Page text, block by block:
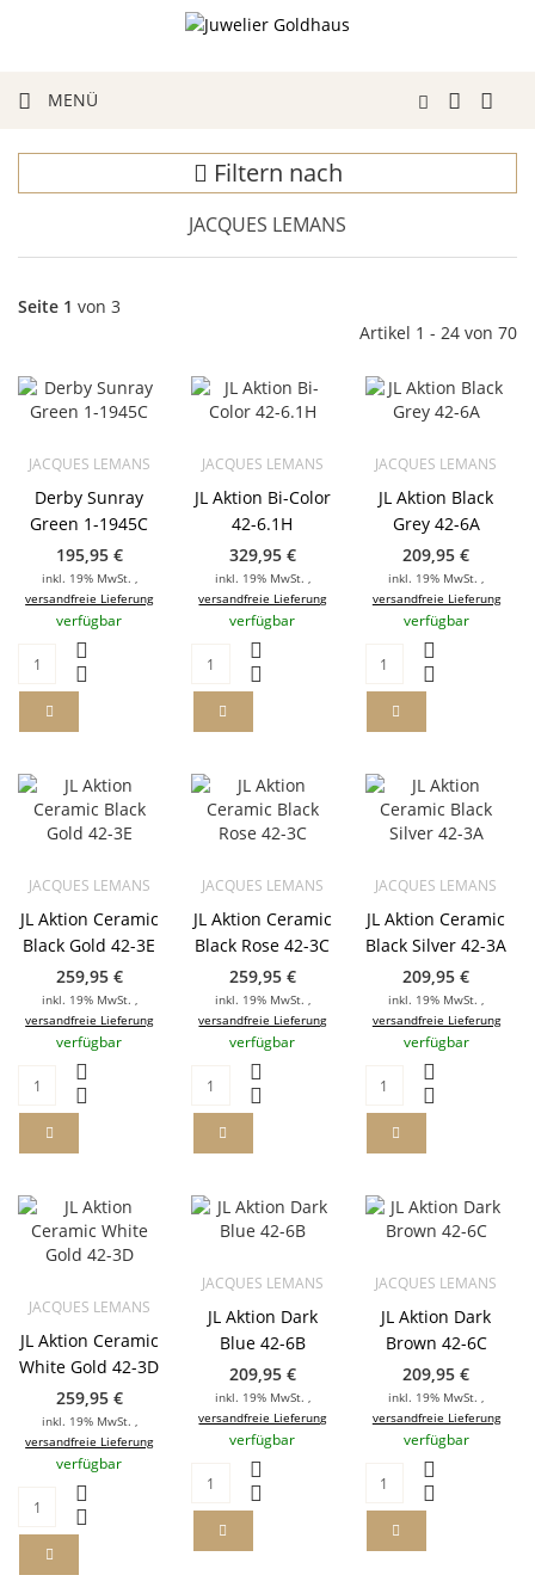
MENÜ
Filtern nach
JACQUES LEMANS
Seite 1 von 3
Artikel 1 - 24 von 70
JACQUES LEMANS
Derby Sunray
Green 1-1945C
195,95 €
inkl. 19% MwSt. ,
versandfreie Lieferung
verfügbar
JACQUES LEMANS
JL Aktion Bi-Color
42-6.1H
329,95 €
inkl. 19% MwSt. ,
versandfreie Lieferung
verfügbar
JACQUES LEMANS
JL Aktion Black
Grey 42-6A
209,95 €
inkl. 19% MwSt. ,
versandfreie Lieferung
verfügbar
JACQUES LEMANS
JL Aktion Ceramic
Black Gold 42-3E
259,95 €
inkl. 19% MwSt. ,
versandfreie Lieferung
verfügbar
JACQUES LEMANS
JL Aktion Ceramic
Black Rose 42-3C
259,95 €
inkl. 19% MwSt. ,
versandfreie Lieferung
verfügbar
JACQUES LEMANS
JL Aktion Ceramic
Black Silver 42-3A
209,95 €
inkl. 19% MwSt. ,
versandfreie Lieferung
verfügbar
JACQUES LEMANS
JL Aktion Ceramic
White Gold 42-3D
259,95 €
inkl. 19% MwSt. ,
versandfreie Lieferung
verfügbar
JACQUES LEMANS
JL Aktion Dark
Blue 42-6B
209,95 €
inkl. 19% MwSt. ,
versandfreie Lieferung
verfügbar
JACQUES LEMANS
JL Aktion Dark
Brown 42-6C
209,95 €
inkl. 19% MwSt. ,
versandfreie Lieferung
verfügbar